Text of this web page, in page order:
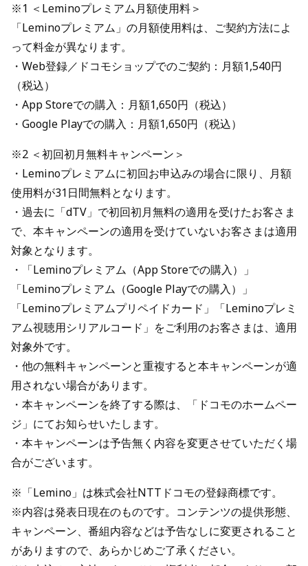
※1 ＜Leminoプレミアム月額使用料＞
「Leminoプレミアム」の月額使用料は、ご契約方法によ
って料金が異なります。
・Web登録／ドコモショップでのご契約：月額1,540円
（税込）
・App Storeでの購入：月額1,650円（税込）
・Google Playでの購入：月額1,650円（税込）
※2 ＜初回初月無料キャンペーン＞
・Leminoプレミアムに初回お申込みの場合に限り、月額
使用料が31日間無料となります。
・過去に「dTV」で初回初月無料の適用を受けたお客さま
で、本キャンペーンの適用を受けていないお客さまは適用
対象となります。
・「Leminoプレミアム（App Storeでの購入）」
「Leminoプレミアム（Google Playでの購入）」
「Leminoプレミアムプリペイドカード」「Leminoプレミ
アム視聴用シリアルコード」をご利用のお客さまは、適用
対象外です。
・他の無料キャンペーンと重複すると本キャンペーンが適
用されない場合があります。
・本キャンペーンを終了する際は、「ドコモのホームペー
ジ」にてお知らせいたします。
・本キャンペーンは予告無く内容を変更させていただく場
合がございます。
※「Lemino」は株式会社NTTドコモの登録商標です。
※内容は発表日現在のものです。コンテンツの提供形態、
キャンペーン、番組内容などは予告なしに変更されること
がありますので、あらかじめご了承ください。